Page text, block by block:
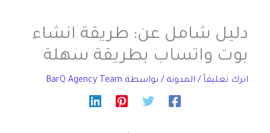
دليل شامل عن: طريقة انشاء
بوت واتساب بطريقة سهلة
اترك تعليقاً / المدونة / بواسطة BarQ Agency Team